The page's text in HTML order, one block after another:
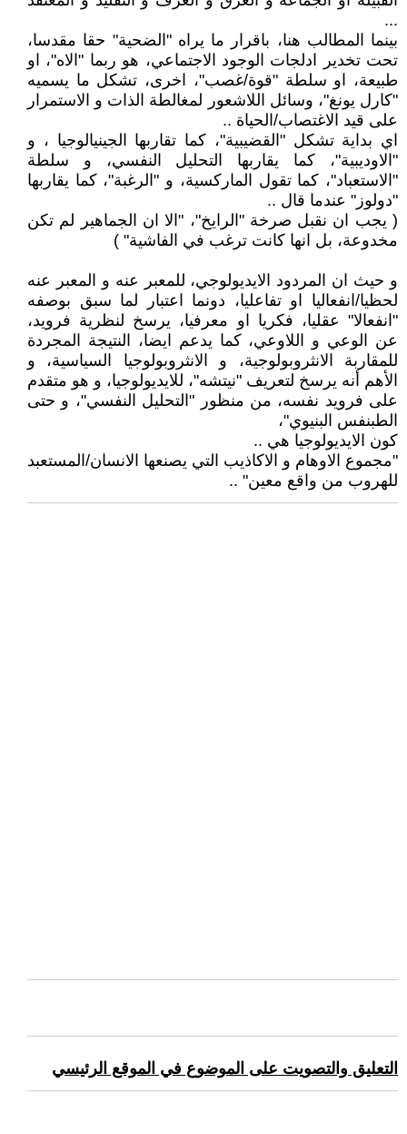
...
بينما المطالب هنا، باقرار ما يراه "الضحية" حقا مقدسا،
تحت تخدير ادلجات الوجود الاجتماعي، هو ربما "الاه"، او
طبيعة، او سلطة "قوة/غصب"، اخرى، تشكل ما يسميه
"كارل يونغ"، وسائل اللاشعور لمغالطة الذات و الاستمرار
على قيد الاغتصاب/الحياة ..
اي بداية تشكل "القضيبية"، كما تقاربها الجينيالوجيا ، و
"الاوديبية"، كما يقاربها التحليل النفسي، و سلطة
"الاستعباد"، كما تقول الماركسية، و "الرغبة"، كما يقاربها
"دولوز" عندما قال ..
( يجب ان نقبل صرخة "الرايخ"، "الا ان الجماهير لم تكن
مخدوعة، بل انها كانت ترغب في الفاشية" )
و حيث ان المردود الايديولوجي، للمعبر عنه و المعبر عنه
لحظيا/انفعاليا او تفاعليا، دونما اعتبار لما سبق بوصفه
"انفعالا" عقليا، فكريا او معرفيا، يرسخ لنظرية فرويد،
عن الوعي و اللاوعي، كما يدعم ايضا، النتيجة المجردة
للمقاربة الانثروبولوجية، و الانثروبولوجيا السياسية، و
الأهم أنه يرسخ لتعريف "نيتشه"، للايديولوجيا، و هو متقدم
على فرويد نفسه، من منظور "التحليل النفسي"، و حتى
الطبنفس البنيوي"،
كون الايديولوجيا هي ..
"مجموع الاوهام و الاكاذيب التي يصنعها الانسان/المستعبد
للهروب من واقع معين" ..
التعليق والتصويت على الموضوع في الموقع الرئيسي